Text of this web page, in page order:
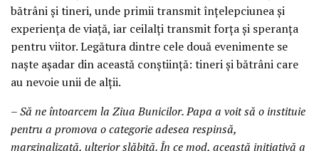
bătrâni și tineri, unde primii transmit înțelepciunea și
experiența de viață, iar ceilalți transmit forța și speranța
pentru viitor. Legătura dintre cele două evenimente se
naște așadar din această conștiință: tineri și bătrâni care
au nevoie unii de alții.
– Să ne întoarcem la Ziua Bunicilor. Papa a voit să o instituie
pentru a promova o categorie adesea respinsă,
marginalizată, ulterior slăbită. În ce mod, această inițiativă a